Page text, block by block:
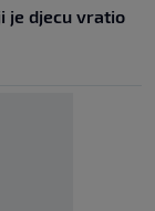
je djecu vratio